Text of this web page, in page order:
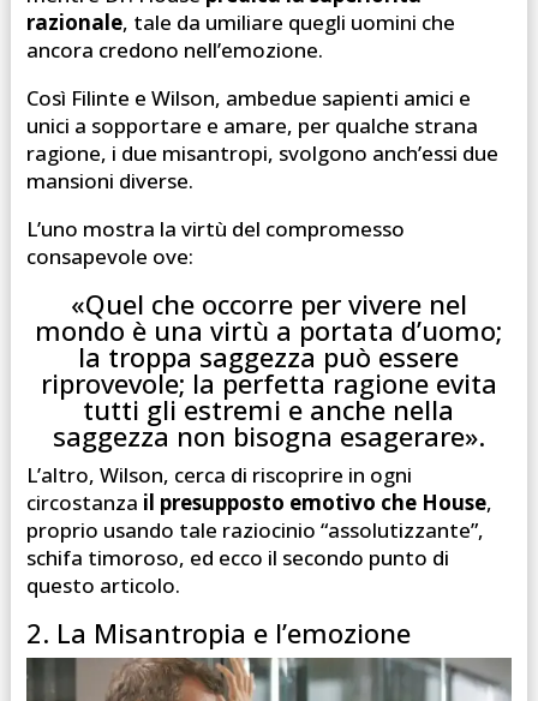
razionale, tale da umiliare quegli uomini che
ancora credono nell’emozione.
Così Filinte e Wilson, ambedue sapienti amici e
unici a sopportare e amare, per qualche strana
ragione, i due misantropi, svolgono anch’essi due
mansioni diverse.
L’uno mostra la virtù del compromesso
consapevole ove:
«Quel che occorre per vivere nel
mondo è una virtù a portata d’uomo;
la troppa saggezza può essere
riprovevole; la perfetta ragione evita
tutti gli estremi e anche nella
saggezza non bisogna esagerare».
L’altro, Wilson, cerca di riscoprire in ogni
circostanza il presupposto emotivo che House,
proprio usando tale raziocinio “assolutizzante”,
schifa timoroso, ed ecco il secondo punto di
questo articolo.
2. La Misantropia e l’emozione